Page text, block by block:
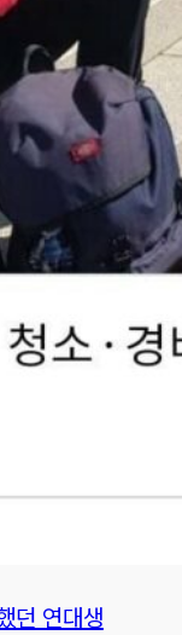
던 연대생